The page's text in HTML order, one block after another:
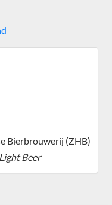
Bierbrouwerij (ZHB)
Beer